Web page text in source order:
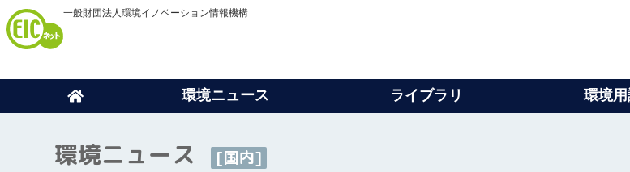
一般財団法人環境イノベーション情報機構
環境ニュース ライブラリ 環境
環境ニュース [国内]